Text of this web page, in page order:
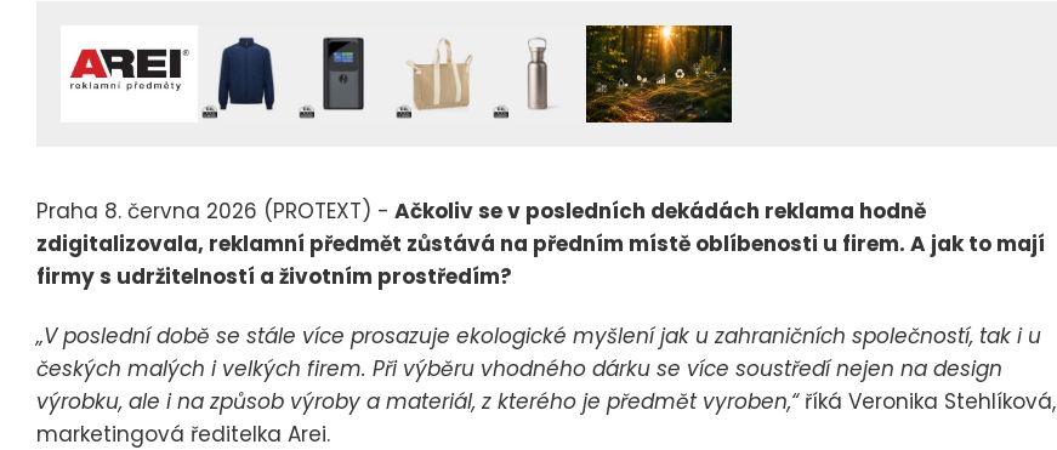
Praha 8. června 2026 (PROTEXT) - Ačkoliv se v posledních dekádách reklama hodně
zdigitalizovala, reklamní předmět zůstává na předním místě oblíbenosti u firem. A jak to mají
firmy s udržitelností a životním prostředím?
„V poslední době se stále více prosazuje ekologické myšlení jak u zahraničních společností, tak i u
českých malých i velkých firem. Při výběru vhodného dárku se více soustředí nejen na design
výrobku, ale i na způsob výroby a materiál, z kterého je předmět vyroben,“ říká Veronika Stehlíková,
marketingová ředitelka Arei.